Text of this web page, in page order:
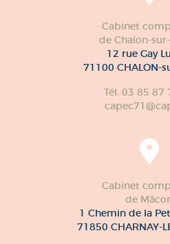
Cabinet
de Chalon-
12 rue Gay
71100 CHALON-
Tél. 03 85 87
Cabinet
de
1 Chemin de la
71850 CHARNAY-